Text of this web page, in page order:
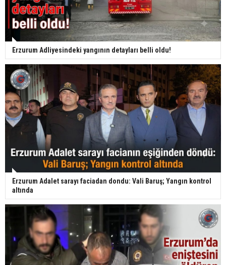
Erzurum Adliyesindeki yangının detayları belli oldu!
Erzurum Adalet sarayı faciadan dondu: Vali Baruş; Yangın kontrol
altında